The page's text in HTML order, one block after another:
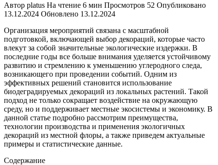
Автор platus На чтение 6 мин Просмотров 52 Опубликовано
13.12.2024 Обновлено 13.12.2024
Организация мероприятий связана с масштабной
подготовкой, включающей выбор декораций, которые часто
влекут за собой значительные экологические издержки. В
последние годы все больше внимания уделяется устойчивому
развитию и стремлению к уменьшению углеродного следа,
возникающего при проведении событий. Одним из
эффективных решений становится использование
биодеградируемых декораций из локальных растений. Такой
подход не только сокращает воздействие на окружающую
среду, но и поддерживает местные экосистемы и экономику. В
данной статье подробно рассмотрим преимущества,
технологии производства и применения экологичных
декораций из местной флоры, а также приведем актуальные
примеры и статистические данные.
Содержание